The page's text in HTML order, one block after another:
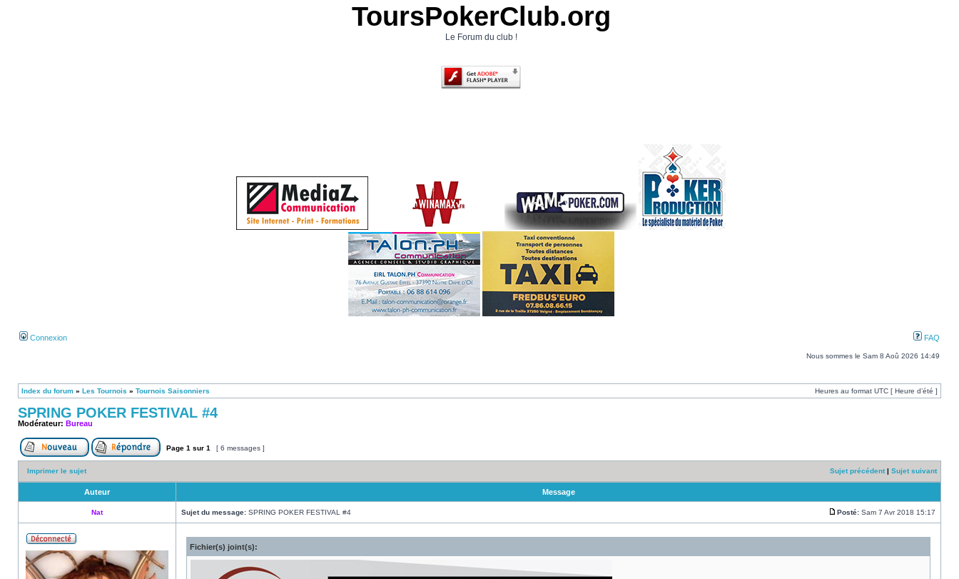
ToursPokerClub.org
Le Forum du club !
Connexion FAQ
Nous sommes le Sam 8 Aoû 2026 14:49
Index du forum » Les Tournois » Tournois Saisonniers Heures au format UTC [ Heure d’été ]
SPRING POKER FESTIVAL #4
Modérateur: Bureau
Page 1 sur 1 [ 6 messages ]
Imprimer le sujet Sujet précédent| Sujet suivant
Auteur Message
Nat Sujet du message: SPRING POKER FESTIVAL #4 Posté: Sam 7 Avr 2018 15:17
Fichier(s) joint(s):